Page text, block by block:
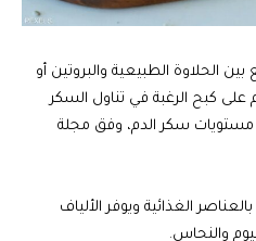
الحلاوة الطبيعية والبروتين أو
كبح الرغبة في تناول السكر
سكر الدم، وفق مجلة
الغذائية ويوفر الألياف
والنحاس.